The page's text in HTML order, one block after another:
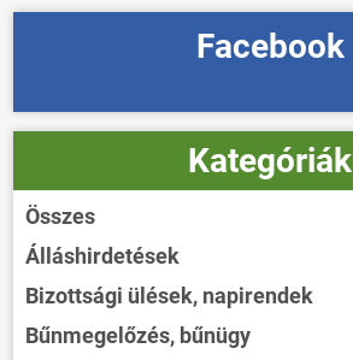
Facebook
Kategóriák
Összes
Álláshirdetések
Bizottsági ülések, napirendek
Bűnmegelőzés, bűnügy